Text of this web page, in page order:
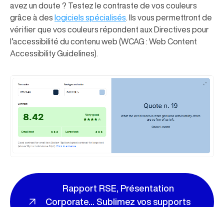
avez un doute ? Testez le contraste de vos couleurs
grâce à des logiciels spécialisés . Ils vous permettront de
vérifier que vos couleurs répondent aux Directives pour
l’accessibilité du contenu web (WCAG : Web Content
Accessibility Guidelines).
Rapport RSE, Présentation
Corporate... Sublimez vos supports